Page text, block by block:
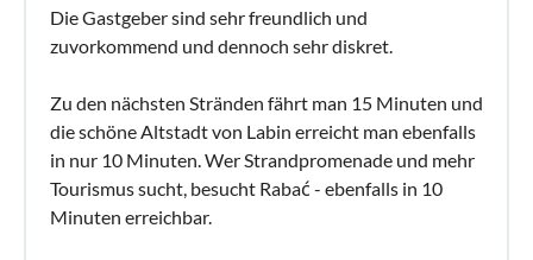
Die Gastgeber sind sehr freundlich und
zuvorkommend und dennoch sehr diskret.
Zu den nächsten Stränden fährt man 15 Minuten und
die schöne Altstadt von Labin erreicht man ebenfalls
in nur 10 Minuten. Wer Strandpromenade und mehr
Tourismus sucht, besucht Rabać - ebenfalls in 10
Minuten erreichbar.